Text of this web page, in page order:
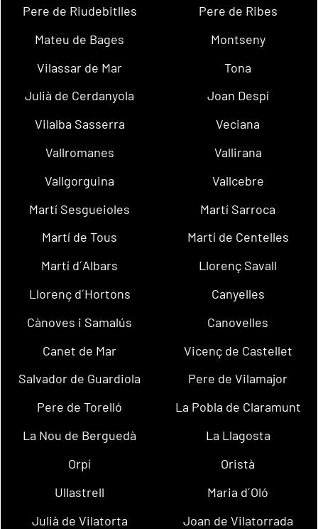
Pere de Riudebitlles
Pere de Ribes
Mateu de Bages
Montseny
Vilassar de Mar
Tona
Julià de Cerdanyola
Joan Despí
Vilalba Sasserra
Veciana
Vallromanes
Vallirana
Vallgorguina
Vallcebre
Martí Sesgueioles
Martí Sarroca
Martí de Tous
Martí de Centelles
Martí d´Albars
Llorenç Savall
Llorenç d´Hortons
Canyelles
Cànoves i Samalús
Canovelles
Canet de Mar
Vicenç de Castellet
Salvador de Guardiola
Pere de Vilamajor
Pere de Torelló
La Pobla de Claramunt
La Nou de Berguedà
La Llagosta
Orpí
Oristà
Ullastrell
Maria d´Oló
Julià de Vilatorta
Joan de Vilatorrada